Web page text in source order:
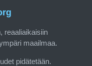
reaaliaikaisiin
maailmaa.
pidätetään.